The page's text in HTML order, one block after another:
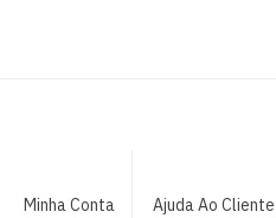
Minha Conta Ajuda Ao Cliente